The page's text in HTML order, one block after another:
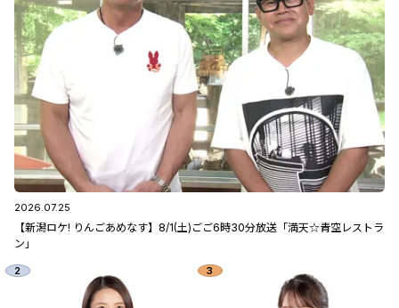
2026.07.25
【新潟ロケ! りんごあめなす】8/1(土)ごご6時30分放送「満天☆青空レストラ
ン」